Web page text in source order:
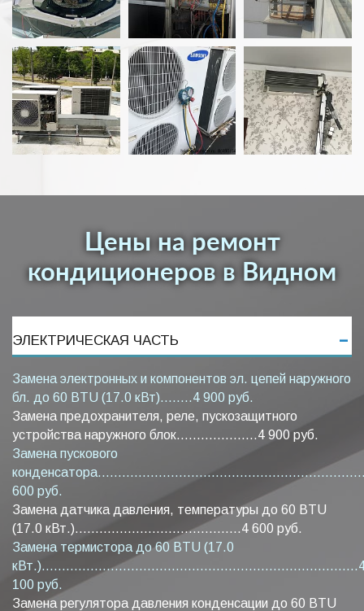
Цены на ремонт
кондиционеров в Видном
ЭЛЕКТРИЧЕСКАЯ ЧАСТЬ
Замена электронных и компонентов эл. цепей наружного
бл. до 60 BTU (17.0 кВт)........4 900 руб.
Замена предохранителя, реле, пускозащитного
устройства наружного блок....................4 900 руб.
Замена пускового
600 руб.
Замена датчика давления, температуры до 60 BTU
(17.0 кВт.).........................................4 600 руб.
Замена термистора до 60 BTU (17.0
100 руб.
Замена регулятора давления конденсации до 60 BTU